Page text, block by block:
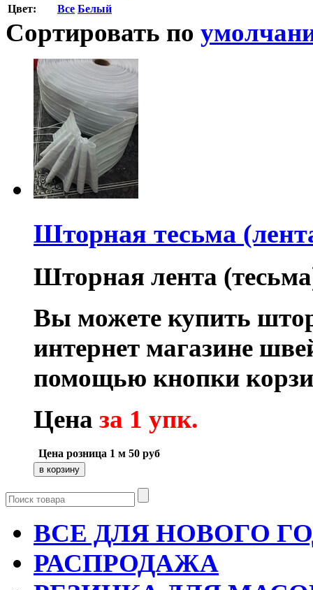
Цвет:
Все Белый
Сортировать по
Шторная тесьма
Шторная лента
Вы можете купить
интернет магазине
помощью кнопки
Цена за 1 упк.
Цена розница 1 м 50 руб
ВСЕ ДЛЯ НОВОГО
РАСПРОДАЖА